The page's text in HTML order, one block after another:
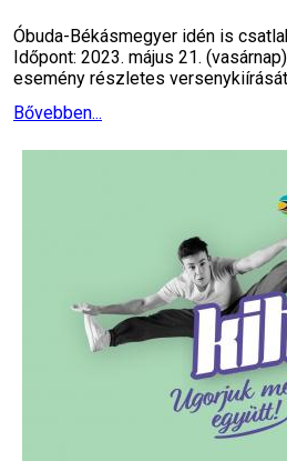
Óbuda-Békásmegyer idén is
Időpont: 2023. május 21.
esemény részletes
Bővebben...